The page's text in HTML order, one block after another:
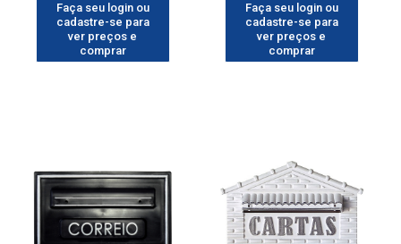
Faça seu login ou
cadastre-se para
ver preços e
comprar
Faça seu login ou
cadastre-se para
ver preços e
comprar